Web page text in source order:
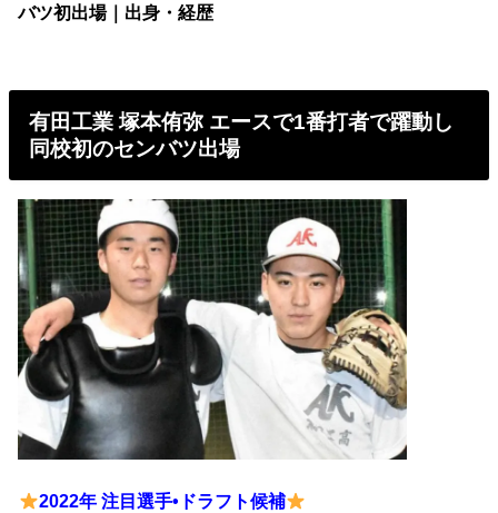
バツ初出場｜出身・経歴
有田工業 塚本侑弥 エースで1番打者で躍動し
同校初のセンバツ出場
2022年 注目選手•ドラフト候補